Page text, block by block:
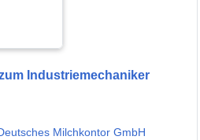
Industriemechaniker
Milchkontor GmbH